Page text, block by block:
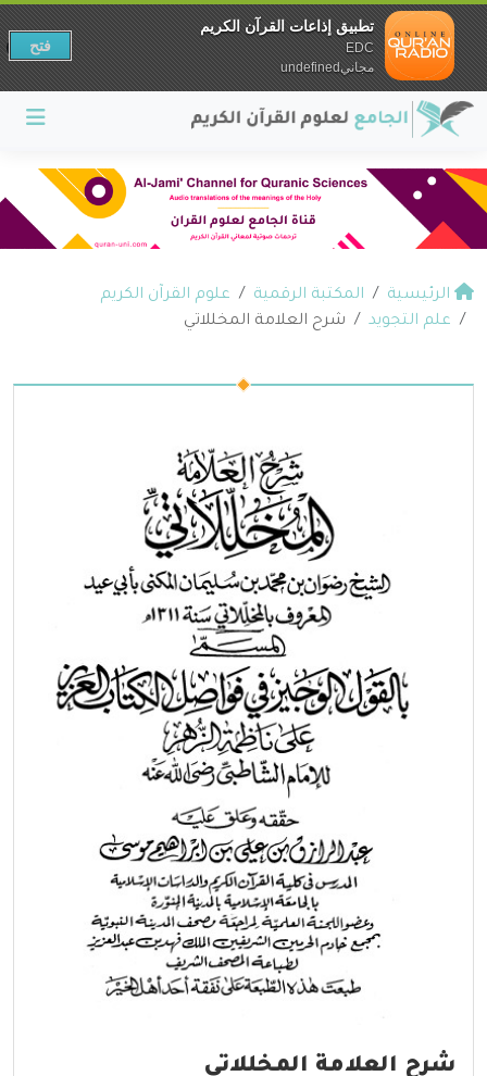
الرئيسية المكتبة الرقمية
علوم القرآن الكريم
علم التجويد
شرح العلامة المخللاتي
شرح العلامة المخللاتي
تطبيق إذاعات القرآن الكريم
EDC
مجانيundefined
فتح